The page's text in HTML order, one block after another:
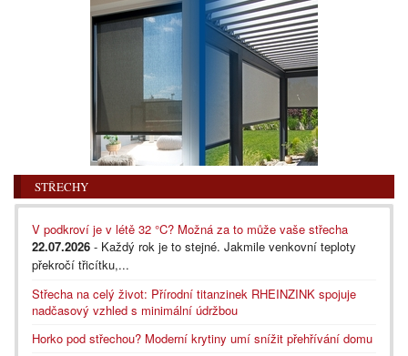
STŘECHY
V podkroví je v létě 32 °C? Možná za to může vaše střecha
22.07.2026 - Každý rok je to stejné. Jakmile venkovní teploty
překročí třicítku,...
Střecha na celý život: Přírodní titanzinek RHEINZINK spojuje
nadčasový vzhled s minimální údržbou
Horko pod střechou? Moderní krytiny umí snížit přehřívání domu